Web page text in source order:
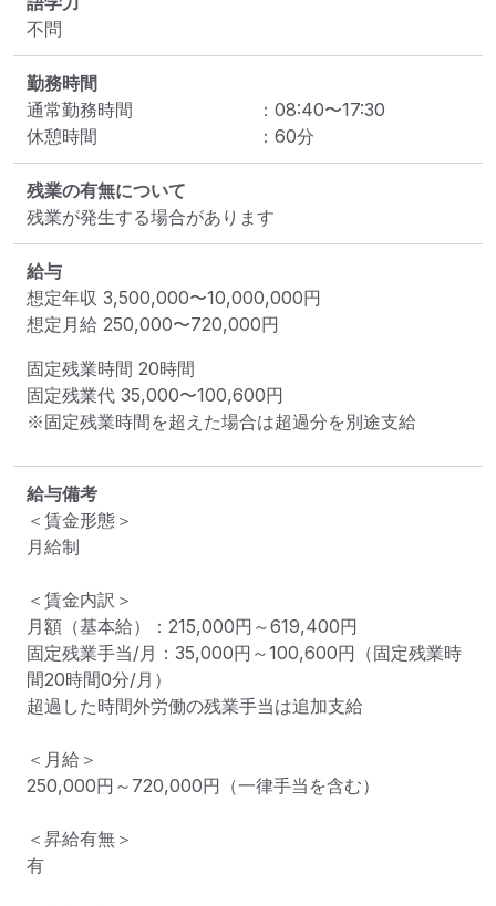
不問
勤務時間
通常勤務時間
： 08:40〜17:30
休憩時間
： 60分
残業の有無について
残業が発生する場合があります
給与
想定年収 3,500,000〜10,000,000円
想定月給 250,000〜720,000円
固定残業時間 20時間
固定残業代 35,000〜100,600円
※固定残業時間を超えた場合は超過分を別途支給
給与備考
＜賃金形態＞
月給制
＜賃金内訳＞
月額（基本給）：215,000円～619,400円
固定残業手当/月：35,000円～100,600円（固定残業時
間20時間0分/月）
超過した時間外労働の残業手当は追加支給
＜月給＞
250,000円～720,000円（一律手当を含む）
＜昇給有無＞
有